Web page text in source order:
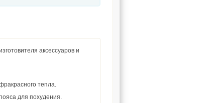
аксессуаров и
тепла.
для похудения.